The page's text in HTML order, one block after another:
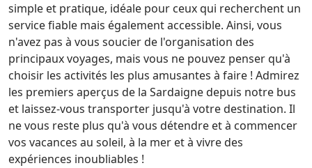
simple et pratique, idéale pour ceux qui recherchent un
service fiable mais également accessible. Ainsi, vous
n'avez pas à vous soucier de l'organisation des
principaux voyages, mais vous ne pouvez penser qu'à
choisir les activités les plus amusantes à faire ! Admirez
les premiers aperçus de la Sardaigne depuis notre bus
et laissez-vous transporter jusqu'à votre destination. Il
ne vous reste plus qu'à vous détendre et à commencer
vos vacances au soleil, à la mer et à vivre des
expériences inoubliables !